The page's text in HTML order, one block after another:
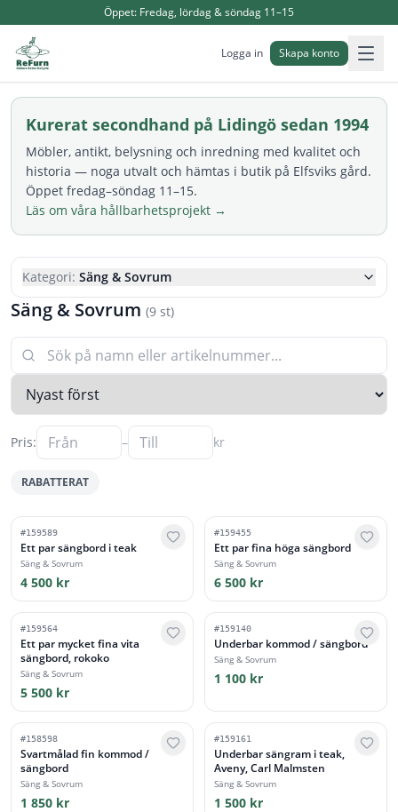
Öppet: Fredag, lördag & söndag 11–15
Logga in Skapa konto
Kurerat secondhand på Lidingö sedan 1994
Möbler, antikt, belysning och inredning med kvalitet och
historia — noga utvalt och hämtas i butik på Elfsviks gård.
Öppet fredag–söndag 11–15.
Läs om våra hållbarhetsprojekt →
Kategori: Säng & Sovrum
Säng & Sovrum (9 st)
Pris: – kr
RABATTERAT
#159589
Ett par sängbord i teak
Säng & Sovrum
4 500 kr
#159455
Ett par fina höga sängbord
Säng & Sovrum
6 500 kr
#159564
Ett par mycket fina vita
sängbord, rokoko
Säng & Sovrum
5 500 kr
#159140
Underbar kommod / sängbord
Säng & Sovrum
1 100 kr
#158598
Svartmålad fin kommod /
sängbord
Säng & Sovrum
1 850 kr
#159161
Underbar sängram i teak,
Aveny, Carl Malmsten
Säng & Sovrum
1 500 kr